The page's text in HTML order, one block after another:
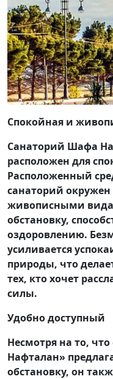
Спокойная и
Санаторий Шафа
расположен для
Расположенный
санаторий
живописными
обстановку,
оздоровлению.
усиливается
природы, что
тех, кто хочет
силы.
Удобно доступный
Несмотря на то,
Нафталан»
обстановку, он